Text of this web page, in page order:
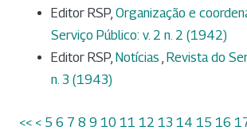
Editor RSP, Organização e
Serviço Público: v. 2 n. 2 (1942)
Editor RSP, Notícias , Revista do
n. 3 (1943)
<< < 5 6 7 8 9 10 11 12 13 14 15 16